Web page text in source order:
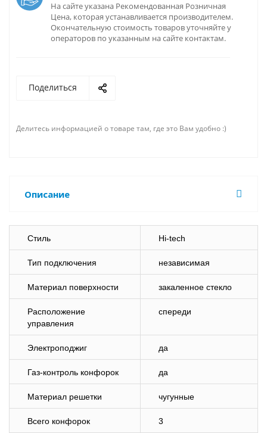
На сайте указана Рекомендованная Розничная
Цена, которая устанавливается производителем.
Окончательную стоимость товаров уточняйте у
операторов по указанным на сайте контактам.
Поделиться
Делитесь информацией о товаре там, где это Вам удобно :)
Описание
Стиль Hi-tech
Тип подключения независимая
Материал поверхности закаленное стекло
Расположение
управления
спереди
Электроподжиг да
Газ-контроль конфорок да
Материал решетки чугунные
Всего конфорок 3